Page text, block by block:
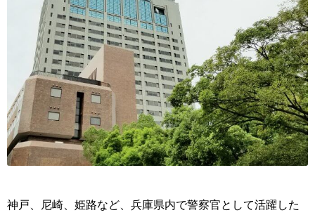
神戸、尼崎、姫路など、兵庫県内で警察官として活躍した